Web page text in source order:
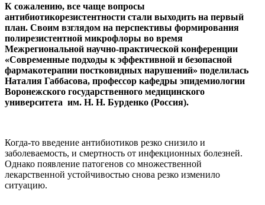
К сожалению, все чаще вопросы
антибиотикорезистентности стали выходить на первый
план. Своим взглядом на перспективы формирования
полирезистентной микрофлоры во время
Межрегиональной научно-практической конференции
«Современные подходы к эффективной и безопасной
фармакотерапии постковидных нарушений» поделилась
Наталия Габбасова, профессор кафедры эпидемиологии
Воронежского государственного медицинского
университета им. Н. Н. Бурденко (Россия).
Когда-то введение антибиотиков резко снизило и
заболеваемость, и смертность от инфекционных болезней.
Однако появление патогенов со множественной
лекарственной устойчивостью снова резко изменило
ситуацию.